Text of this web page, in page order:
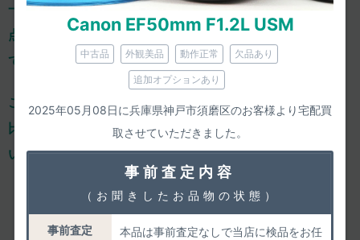
Canon EF50mm F1.2L USM
中古品 外観美品 動作正常 欠品あり
追加オプションあり
2025年05月08日に兵庫県神戸市須磨区のお客様より宅配買
取させていただきました。
事前査定内容
（お聞きしたお品物の状態）
事前査定
本品は事前査定なしで当店に検品をお任
一心堂は、減額ありきの「買取上限価格」を掲載せず、一
点一点、きちんと事前査定し、正確な査定価格をご案内し
ております。
ご依頼のひと手間はおかけするのですが、 確かな価格での
比較検討や気軽な相談ができるからこそ、
いただけ、高い満足度につながっております。
皆様の満足度 4.86/5.00